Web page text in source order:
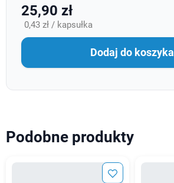
25,90 zł
0,43 zł / kapsułka
Dodaj do koszyka
Podobne produkty